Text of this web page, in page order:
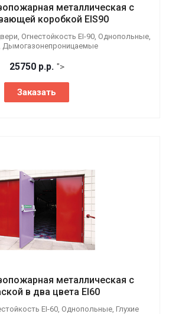
металлическая с
коробкой EIS90
Огнестойкость EI-90, Однопольные,
Дымогазонепроницаемые
25750 р.р. ">
Заказать
металлическая с
в два цвета EI60
EI-60, Однопольные, Глухие